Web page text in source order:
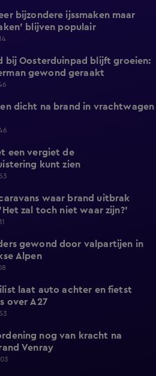
bijzondere ijssmaken maar
blijven populair
bij Oosterduinpad blijft groeien:
gewond geraakt
dicht na brand in vrachtwagen
een vergiet de
kunt zien
waar brand uitbrak
zal toch niet waar zijn?'
gewond door valpartijen in
Alpen
laat auto achter en fietst
over A27
nog van kracht na
Venray